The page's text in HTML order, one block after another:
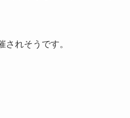
されそうです。